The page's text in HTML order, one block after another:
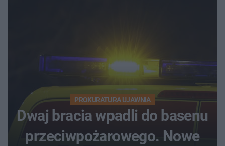
PROKURATURA UJAWNIA
Dwaj bracia wpadli do basenu
przeciwpożarowego. Nowe